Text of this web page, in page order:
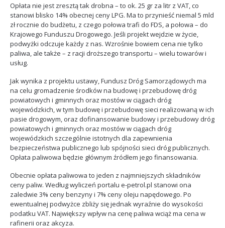
Opłata nie jest zresztą tak drobna – to ok. 25 gr za litr z VAT, co
stanowi blisko 14% obecnej ceny LPG. Ma to przynieść niemal 5 mld
zł rocznie do budżetu, z czego połowa trafi do FDS, a połowa – do
Krajowego Funduszu Drogowego. Jeśli projekt wejdzie w życie,
podwyżki odczuje każdy z nas. Wzrośnie bowiem cena nie tylko
paliwa, ale także – z racji droższego transportu – wielu towarów i
usług.
Jak wynika z projektu ustawy, Fundusz Dróg Samorządowych ma
na celu gromadzenie środków na budowę i przebudowę dróg
powiatowych i gminnych oraz mostów w ciągach dróg
wojewódzkich, w tym budowę i przebudowę sieci realizowaną w ich
pasie drogowym, oraz dofinansowanie budowy i przebudowy dróg
powiatowych i gminnych oraz mostów w ciągach dróg
wojewódzkich szczególnie istotnych dla zapewnienia
bezpieczeństwa publicznego lub spójności sieci dróg publicznych.
Opłata paliwowa będzie głównym źródłem jego finansowania.
Obecnie opłata paliwowa to jeden z najmniejszych składników
ceny paliw. Według wyliczeń portalu e-petrol.pl stanowi ona
zaledwie 3% ceny benzyny i 7% ceny oleju napędowego. Po
ewentualnej podwyżce zbliży się jednak wyraźnie do wysokości
podatku VAT. Największy wpływ na cenę paliwa wciąż ma cena w
rafinerii oraz akcyza.